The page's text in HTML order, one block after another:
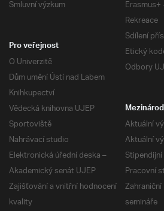
Smluvní výzkum
Rekreace
Sdílení
Etický
Odbory
Pro veřejnost
O Univerzitě
Dům umění Ústí nad Labem
Knihkupectví
Vědecká knihovna UJEP
Sportoviště
Nahrávací studio
Elektronická úřední deska –
Akademický senát UJEP
Zajišťování a vnitřní hodnocení
kvality
Aktuální
Aktuální
Pracovní
semináře